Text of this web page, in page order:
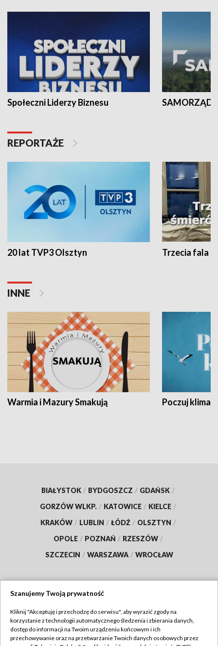
Społeczni Liderzy Biznesu SAMORZĄD
REPORTAŻE
20 lat TVP3 Olsztyn Trzecia fala -
INNE
Warmia i Mazury Smakują Poczuj klimat
BIAŁYSTOK / BYDGOSZCZ / GDAŃSK /
GORZÓW WLKP. / KATOWICE / KIELCE /
KRAKÓW / LUBLIN / ŁÓDŹ / OLSZTYN /
OPOLE / POZNAŃ / RZESZÓW /
SZCZECIN / WARSZAWA / WROCŁAW
TVP
Abonament TVP
Regulamin TVP
Szanujemy Twoją prywatność
Kliknij "Akceptuję i przechodzę do serwisu", aby wyrazić zgody na
korzystanie z technologii automatycznego śledzenia i zbierania danych,
dostęp do informacji na Twoim urządzeniu końcowym i ich
przechowywanie oraz na przetwarzanie Twoich danych osobowych przez